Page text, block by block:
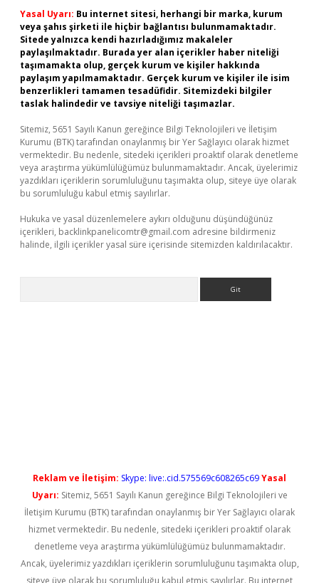
Yasal Uyarı: Bu internet sitesi, herhangi bir marka, kurum
veya şahıs şirketi ile hiçbir bağlantısı bulunmamaktadır.
Sitede yalnızca kendi hazırladığımız makaleler
paylaşılmaktadır. Burada yer alan içerikler haber niteliği
taşımamakta olup, gerçek kurum ve kişiler hakkında
paylaşım yapılmamaktadır. Gerçek kurum ve kişiler ile isim
benzerlikleri tamamen tesadüfidir. Sitemizdeki bilgiler
taslak halindedir ve tavsiye niteliği taşımazlar.
Sitemiz, 5651 Sayılı Kanun gereğince Bilgi Teknolojileri ve İletişim
Kurumu (BTK) tarafından onaylanmış bir Yer Sağlayıcı olarak hizmet
vermektedir. Bu nedenle, sitedeki içerikleri proaktif olarak denetleme
veya araştırma yükümlülüğümüz bulunmamaktadır. Ancak, üyelerimiz
yazdıkları içeriklerin sorumluluğunu taşımakta olup, siteye üye olarak
bu sorumluluğu kabul etmiş sayılırlar.
Hukuka ve yasal düzenlemelere aykırı olduğunu düşündüğünüz
içerikleri, backlinkpanelicomtr@gmail.com adresine bildirmeniz
halinde, ilgili içerikler yasal süre içerisinde sitemizden kaldırılacaktır.
Reklam ve İletişim: Skype: live:.cid.575569c608265c69Yasal
Uyarı: Sitemiz, 5651 Sayılı Kanun gereğince Bilgi Teknolojileri ve
İletişim Kurumu (BTK) tarafından onaylanmış bir Yer Sağlayıcı olarak
hizmet vermektedir. Bu nedenle, sitedeki içerikleri proaktif olarak
denetleme veya araştırma yükümlülüğümüz bulunmamaktadır.
Ancak, üyelerimiz yazdıkları içeriklerin sorumluluğunu taşımakta olup,
siteye üye olarak bu sorumluluğu kabul etmiş sayılırlar. Bu internet